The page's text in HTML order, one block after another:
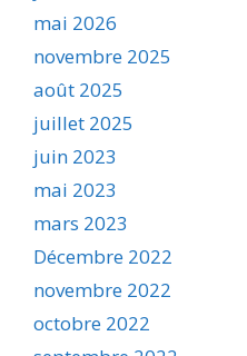
mai 2026
novembre 2025
août 2025
juillet 2025
juin 2023
mai 2023
mars 2023
Décembre 2022
novembre 2022
octobre 2022